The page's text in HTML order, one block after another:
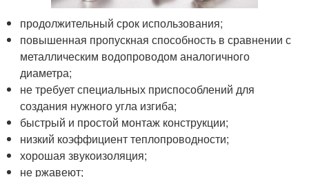
продолжительный срок использования;
повышенная пропускная способность в сравнении с
металлическим водопроводом аналогичного
диаметра;
не требует специальных приспособлений для
создания нужного угла изгиба;
быстрый и простой монтаж конструкции;
низкий коэффициент теплопроводности;
хорошая звукоизоляция;
не ржавеют;